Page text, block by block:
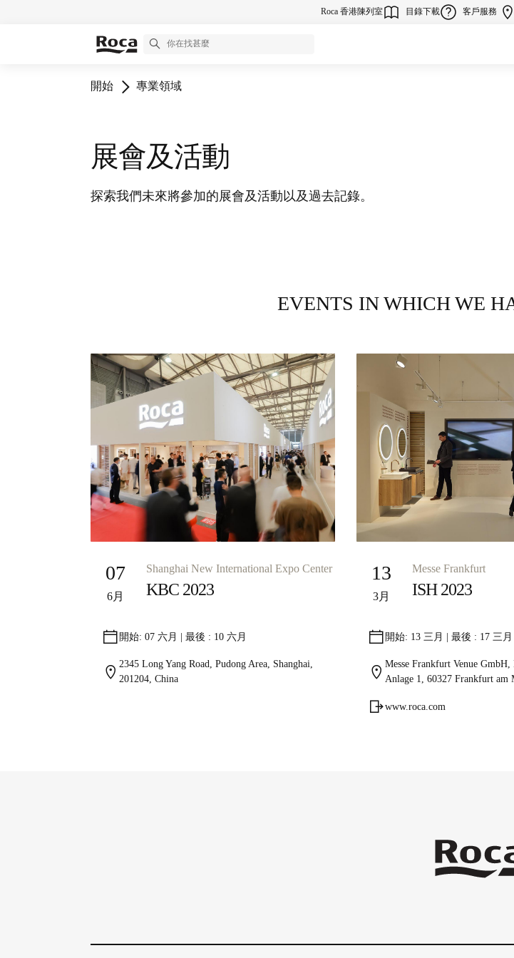
Roca 香港陳列室 目錄下載 客戶服務
開始 專業領域
展會及活動
探索我們未來將參加的展會及活動以及過去記錄。
EVENTS IN WHICH WE
07
6月
Shanghai New International Expo Center
KBC 2023
開始: 07 六月 | 最後 : 10 六月
2345 Long Yang Road, Pudong Area, Shanghai,
201204, China
13
3月
Messe Frankfurt
ISH 2023
開始: 13 三月 | 最後 : 17 三月
Messe Frankfurt Venue
Anlage 1, 60327 Frankfurt am
www.roca.com